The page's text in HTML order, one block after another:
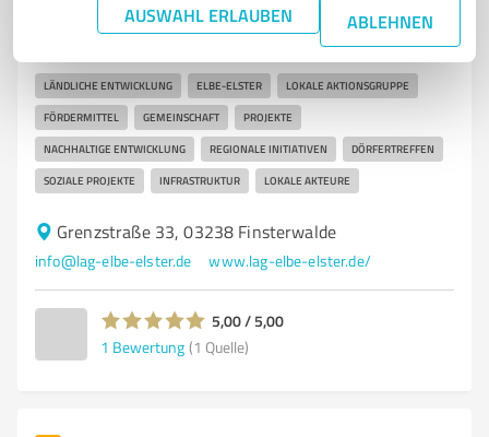
AUSWAHL ERLAUBEN ABLEHNEN
Förderung ländlicher Entwicklung und Projekte in der
LÄNDLICHE ENTWICKLUNG ELBE-ELSTER LOKALE AKTIONSGRUPPE
FÖRDERMITTEL GEMEINSCHAFT PROJEKTE
NACHHALTIGE ENTWICKLUNG REGIONALE INITIATIVEN DÖRFERTREFFEN
SOZIALE PROJEKTE INFRASTRUKTUR LOKALE AKTEURE
Grenzstraße 33, 03238 Finsterwalde
info@lag-elbe-elster.de www.lag-elbe-elster.de/
5,00 / 5,00
1 Bewertung (1 Quelle)